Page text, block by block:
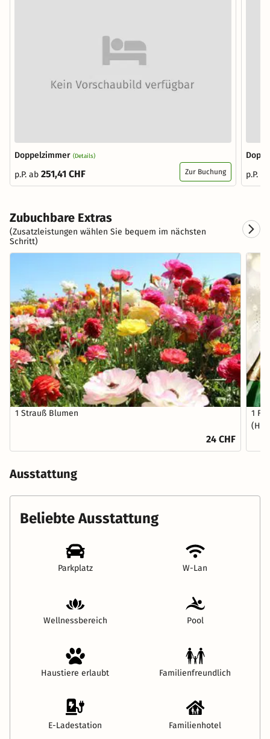
Doppelzimmer (Details)
p.P. ab 251,41 CHF Zur Buchung
p.P.
Zubuchbare Extras
(Zusatzleistungen wählen Sie bequem im nächsten
Schritt)
1 Strauß Blumen
24 CHF
1
Ausstattung
Beliebte Ausstattung
Parkplatz W-Lan
Wellnessbereich Pool
Haustiere erlaubt Familienfreundlich
E-Ladestation Familienhotel